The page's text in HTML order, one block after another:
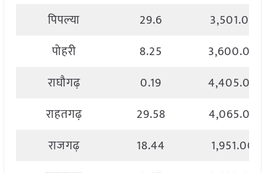
पिपल्या
29.6
3,501.00
पोहरी
8.25
3,600.00
राघौगढ़
0.19
4,405.00
राहतगढ़
29.58
4,065.00
राजगढ़
18.44
1,951.00